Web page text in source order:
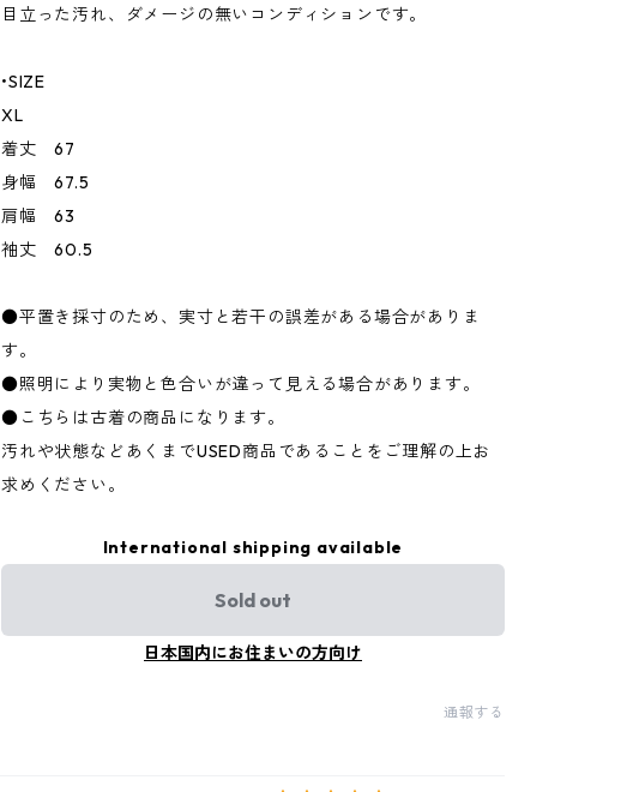
目立った汚れ、ダメージの無いコンディションです。
•SIZE
XL
着丈 67
身幅 67.5
肩幅 63
袖丈 60.5
●平置き採寸のため、実寸と若干の誤差がある場合がありま
す。
●照明により実物と色合いが違って見える場合があります。
●こちらは古着の商品になります。
汚れや状態などあくまでUSED商品であることをご理解の上お
求めください。
International shipping available
Sold out
日本国内にお住まいの方向け
通報する